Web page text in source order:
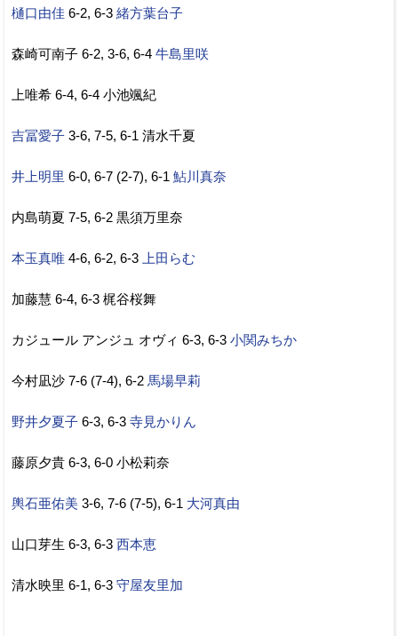
樋口由佳 6-2, 6-3 緒方葉台子
森崎可南子 6-2, 3-6, 6-4 牛島里咲
上唯希 6-4, 6-4 小池颯紀
吉冨愛子 3-6, 7-5, 6-1 清水千夏
井上明里 6-0, 6-7 (2-7), 6-1 鮎川真奈
内島萌夏 7-5, 6-2 黒須万里奈
本玉真唯 4-6, 6-2, 6-3 上田らむ
加藤慧 6-4, 6-3 梶谷桜舞
カジュール アンジュ オヴィ 6-3, 6-3 小関みちか
今村凪沙 7-6 (7-4), 6-2 馬場早莉
野井夕夏子 6-3, 6-3 寺見かりん
藤原夕貴 6-3, 6-0 小松莉奈
輿石亜佑美 3-6, 7-6 (7-5), 6-1 大河真由
山口芽生 6-3, 6-3 西本恵
清水映里 6-1, 6-3 守屋友里加